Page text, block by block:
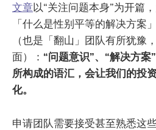
文章以“关注问题本身”为开篇
「什么是性别平等的解决方案
（也是「翻山」团队有所犹豫
面）： “问题意识”、“解决方
所构成的语汇，会让我们的投
化。
申请团队需要接受甚至熟悉这